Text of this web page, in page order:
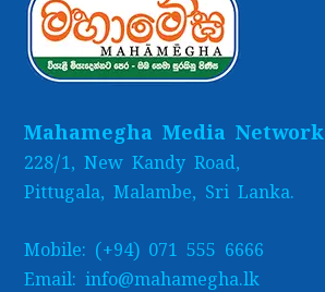
Mahamegha Media Network
228/1, New Kandy Road,
Pittugala, Malambe, Sri Lanka.
Mobile: (+94) 071 555 6666
Email: info@mahamegha.lk